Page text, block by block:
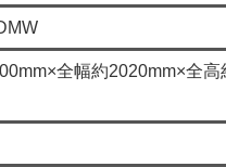
全幅約2020mm×全高